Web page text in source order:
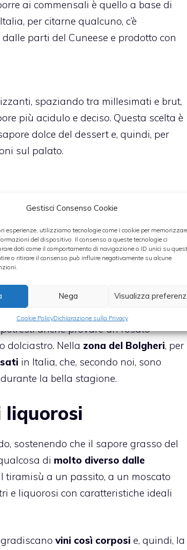
Gestisci Consenso Cookie
esperienze, utilizziamo tecnologie come i cookie per
del dispositivo. Il consenso a queste tecnologie ci
dati come il comportamento di navigazione o ID unici su
o ritirare il consenso può influire negativamente su alcune
Nega Visualizza
Cookie PolicyDichiarazione sulla Privacy
ai commensali è quello a base di
per citarne qualcuno, c’è
dalle parti del Cuneese e prodotto con
spaziando tra millesimati e brut,
più acidulo e deciso. Questa scelta è
dolce del dessert e, quindi, per
sul palato.
da servire rigorosamente freddi, in
la vita ti suggeriamo di preparare il
di spolverare ilcacao amaro in
allo spumante, invece, procurati
bottiglia resti al fresco, per chi
anche provare un rosato
dolciastro. Nella zona del Bolgheri, per
in Italia, che, secondo noi, sono
la bella stagione.
liquorosi
sostenendo che il sapore grasso del
di molto diverso dalle
tiramisù a un passito, a un moscato
e liquorosi con caratteristiche ideali
vini così corposi e, quindi, la